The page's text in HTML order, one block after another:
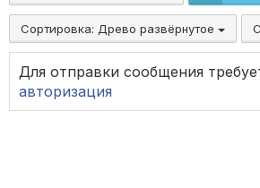
Сортировка: Древо развёрнутое
Для отправки сообщения
авторизация